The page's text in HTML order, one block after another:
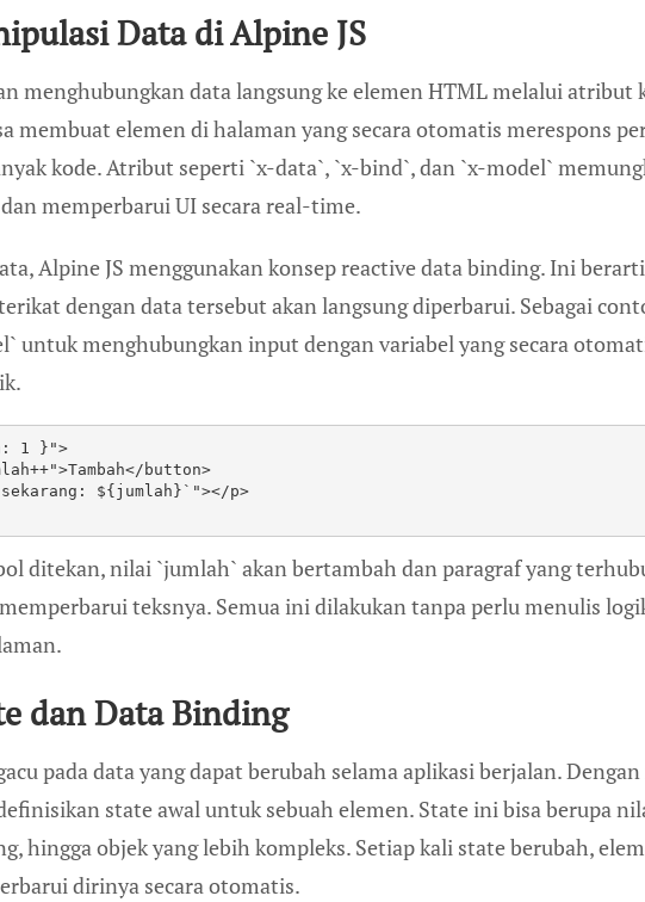
Data di Alpine JS
menghubungkan data langsung ke elemen HTML melalui atribut
membuat elemen di halaman yang secara otomatis merespons
kode. Atribut seperti `x-data`, `x-bind`, dan `x-model`
memperbarui UI secara real-time.
Alpine JS menggunakan konsep reactive data binding. Ini
dengan data tersebut akan langsung diperbarui. Sebagai
untuk menghubungkan input dengan variabel yang secara
1 }">
button>
sekarang: ${jumlah}`"></p>
ditekan, nilai `jumlah` akan bertambah dan paragraf yang
teksnya. Semua ini dilakukan tanpa perlu menulis
dan Data Binding
pada data yang dapat berubah selama aplikasi berjalan.
state awal untuk sebuah elemen. State ini bisa berupa
hingga objek yang lebih kompleks. Setiap kali state berubah,
dirinya secara otomatis.